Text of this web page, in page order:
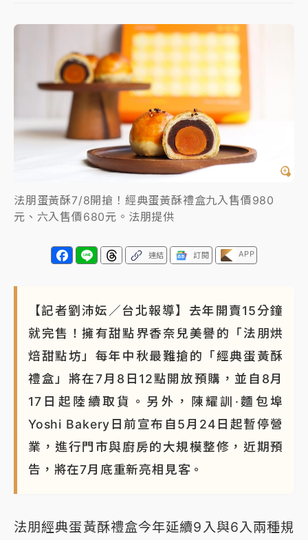
旅局回應了
中信慈善基金會想增加董事人數！辜仲諒向法院聲請遭
駁 理由曝光
故宮《龍藏經》特展第2檔！今線上預約開賣一度塞車
周六起展出延長至晚上7時
台東農業處長涉圖利渡假村！東檢抗告成功 今重開羈
雨熱區曝
法朋蛋黃酥7/8開搶！經典蛋黃酥禮盒九入售價980
元、六入售價680元。法朋提供
連結 訂閱 APP
【記者劉沛妘／台北報導】去年開賣15分鐘
就完售！擁有甜點界香奈兒美譽的「法朋烘
焙甜點坊」每年中秋最難搶的「經典蛋黃酥
禮盒」將在7月8日12點開放預購，並自8月
17日起陸續取貨。另外，陳耀訓·麵包埠
Yoshi Bakery日前宣布自5月24日起暫停營
業，進行門市與廚房的大規模整修，近期預
告，將在7月底重新亮相見客。
法朋經典蛋黃酥禮盒今年延續9入與6入兩種規